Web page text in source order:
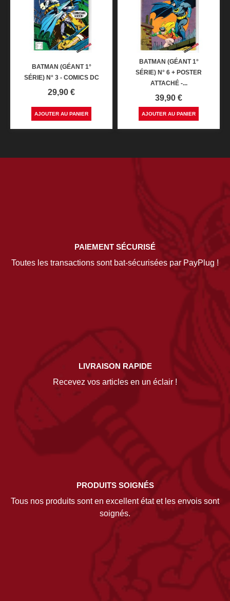
BATMAN (GÉANT 1°
SÉRIE) N° 3 - COMICS DC
Prix
29,90 €
AJOUTER AU PANIER
BATMAN (GÉANT 1°
SÉRIE) N° 6 + POSTER
ATTACHÉ -...
Prix
39,90 €
AJOUTER AU PANIER
PAIEMENT SÉCURISÉ
Toutes les transactions sont bat-sécurisées par PayPlug !
LIVRAISON RAPIDE
Recevez vos articles en un éclair !
PRODUITS SOIGNÉS
Tous nos produits sont en excellent état et les envois sont
soignés.